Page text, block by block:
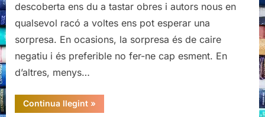
descoberta ens du a tastar obres i autors nous en
qualsevol racó a voltes ens pot esperar una
sorpresa. En ocasions, la sorpresa és de caire
negatiu i és preferible no fer-ne cap esment. En
d’altres, menys…
Continua llegint“La
casa
»